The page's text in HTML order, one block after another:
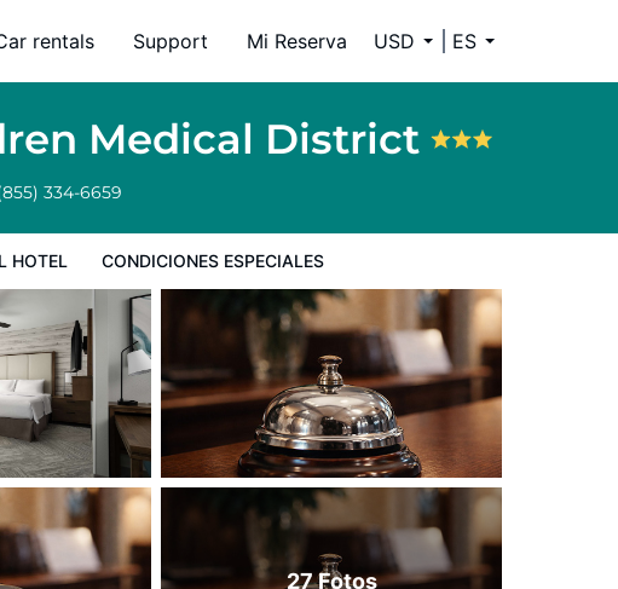
rentals Support Mi Reserva USD ES
Medical District
334-6659
HOTEL CONDICIONES ESPECIALES
27 Fotos